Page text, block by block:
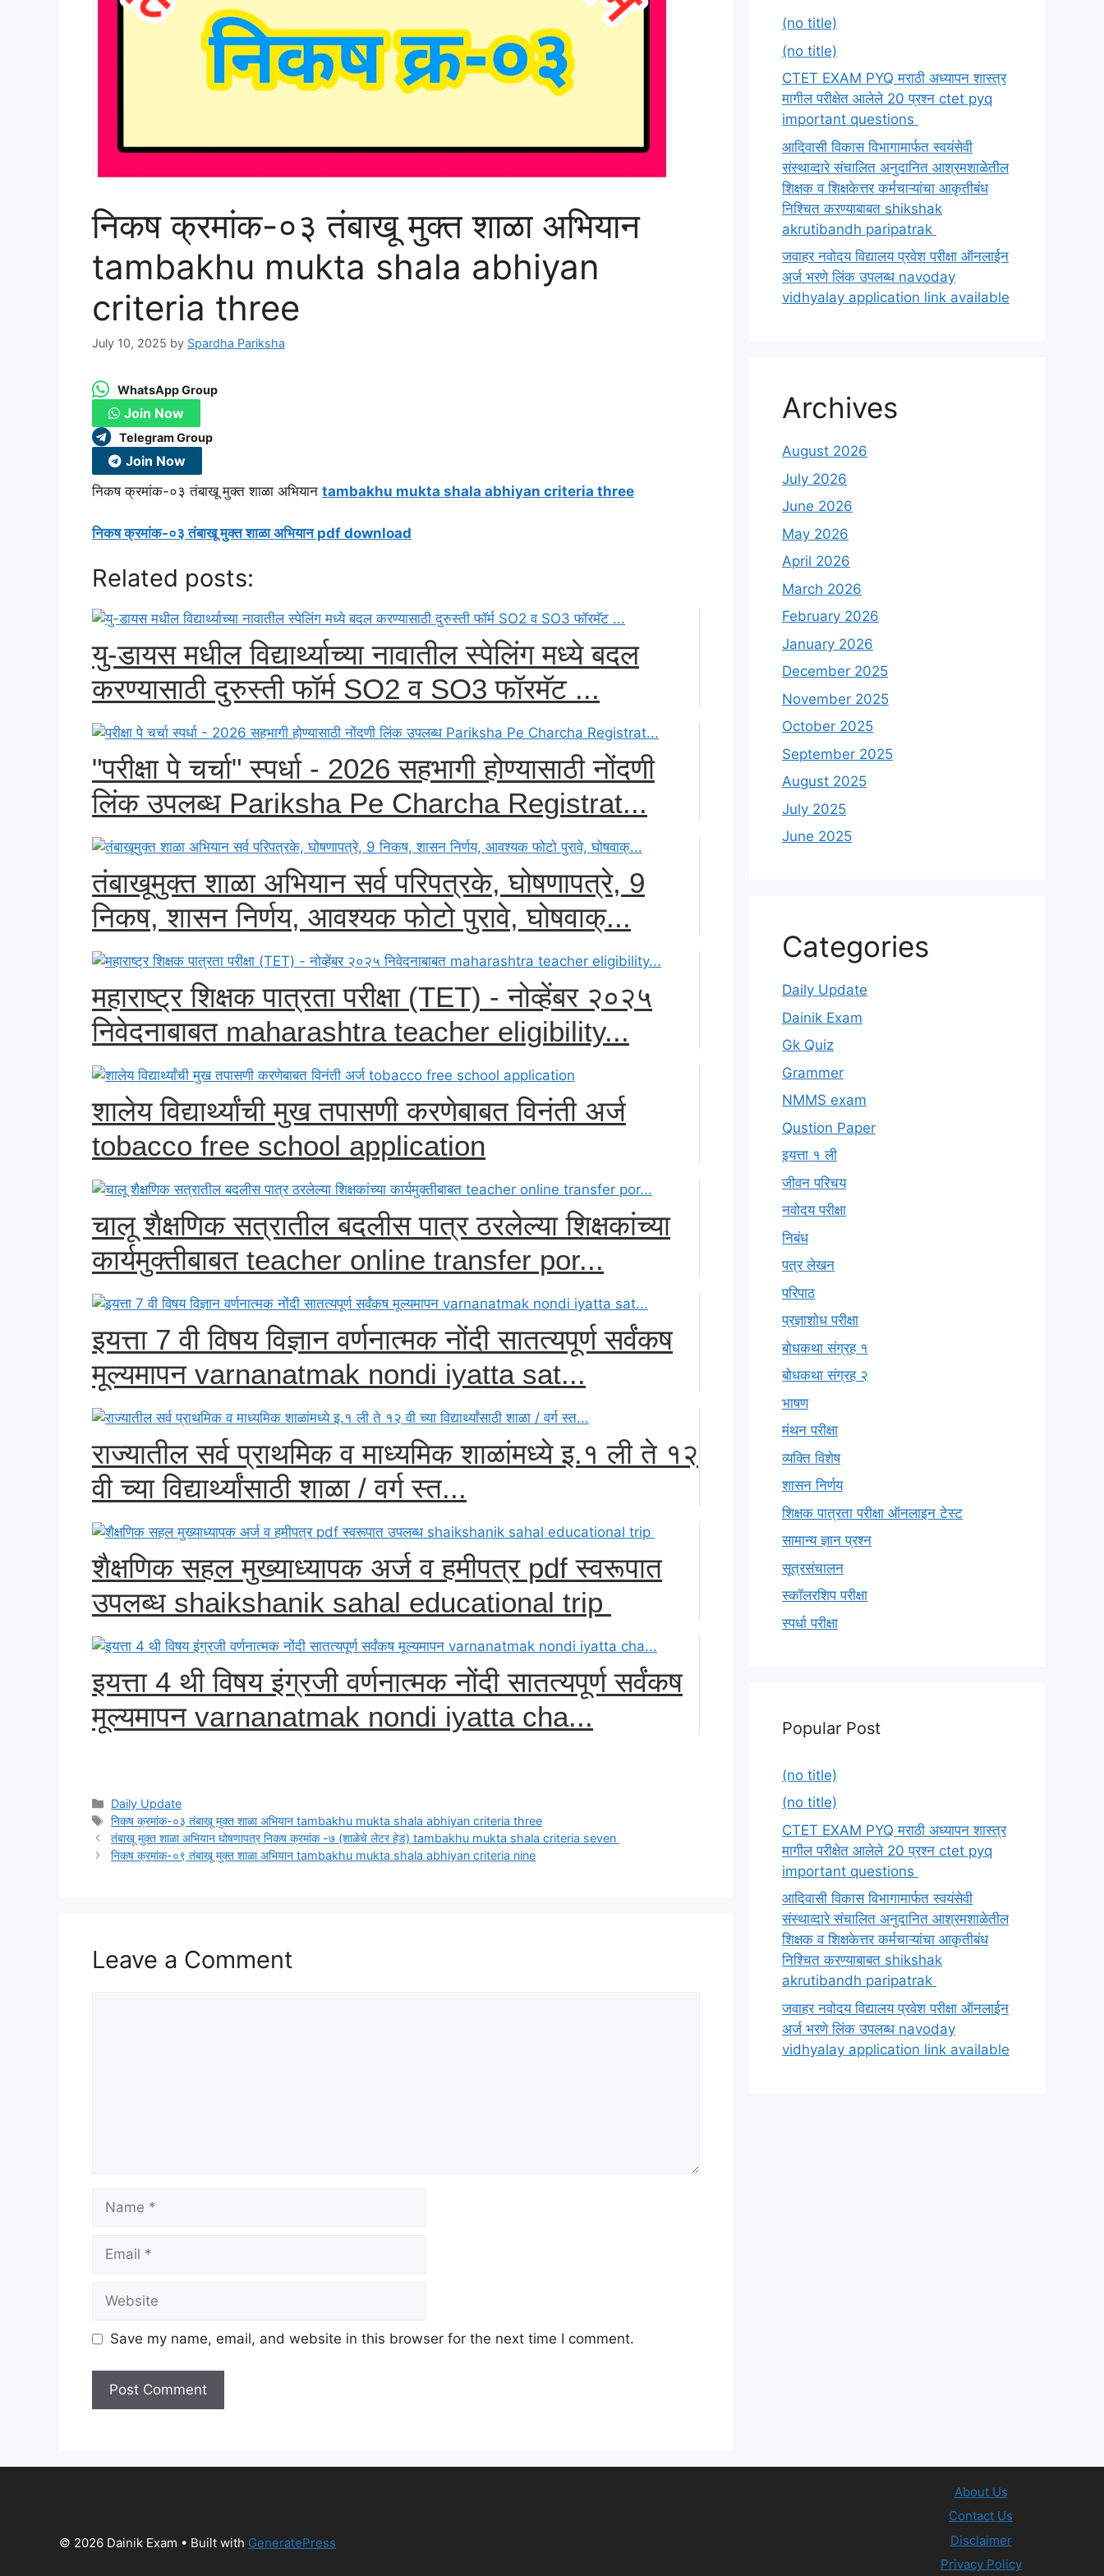
निकष क्रमांक-०३ तंबाखू मुक्त शाळा अभियान
tambakhu mukta shala abhiyan
criteria three
July 10, 2025 by Spardha Pariksha
WhatsApp Group
Join Now
Telegram Group
Join Now
निकष क्रमांक-०३ तंबाखू मुक्त शाळा अभियान tambakhu mukta shala abhiyan criteria three
निकष क्रमांक-०३ तंबाखू मुक्त शाळा अभियान pdf download
Related posts:
यु-डायस मधील विद्यार्थ्याच्या नावातील स्पेलिंग मध्ये बदल
करण्यासाठी दुरुस्ती फॉर्म SO2 व SO3 फॉरमॅट ...
"परीक्षा पे चर्चा" स्पर्धा - 2026 सहभागी होण्यासाठी नोंदणी
लिंक उपलब्ध Pariksha Pe Charcha Registrat...
तंबाखूमुक्त शाळा अभियान सर्व परिपत्रके, घोषणापत्रे, 9
निकष, शासन निर्णय, आवश्यक फोटो पुरावे, घोषवाक्...
महाराष्ट्र शिक्षक पात्रता परीक्षा (TET) - नोव्हेंबर २०२५
निवेदनाबाबत maharashtra teacher eligibility...
शालेय विद्यार्थ्यांची मुख तपासणी करणेबाबत विनंती अर्ज
tobacco free school application
चालू शैक्षणिक सत्रातील बदलीस पात्र ठरलेल्या शिक्षकांच्या
कार्यमुक्तीबाबत teacher online transfer por...
इयत्ता 7 वी विषय विज्ञान वर्णनात्मक नोंदी सातत्यपूर्ण सर्वंकष
मूल्यमापन varnanatmak nondi iyatta sat...
राज्यातील सर्व प्राथमिक व माध्यमिक शाळांमध्ये इ.१ ली ते १२
वी च्या विद्यार्थ्यांसाठी शाळा / वर्ग स्त...
शैक्षणिक सहल मुख्याध्यापक अर्ज व हमीपत्र pdf स्वरूपात
उपलब्ध shaikshanik sahal educational trip
इयत्ता 4 थी विषय इंग्रजी वर्णनात्मक नोंदी सातत्यपूर्ण सर्वंकष
मूल्यमापन varnanatmak nondi iyatta cha...
Categories
Daily Update
Tags
निकष क्रमांक-०३ तंबाखू मुक्त शाळा अभियान tambakhu mukta shala abhiyan criteria three
तंबाखू मुक्त शाळा अभियान घोषणापत्र निकष क्रमांक -७ (शाळेचे लेटर हेड) tambakhu mukta shala criteria seven
निकष क्रमांक-०९ तंबाखू मुक्त शाळा अभियान tambakhu mukta shala abhiyan criteria nine
Leave a Comment
Name
Email
Website
Save my name, email, and website in this browser for the next time I comment.
(no title)
(no title)
CTET EXAM PYQ मराठी अध्यापन शास्त्र
मागील परीक्षेत आलेले 20 प्रश्न ctet pyq
important questions
आदिवासी विकास विभागामार्फत स्वयंसेवी
संस्थाव्दारे संचालित अनुदानित आश्रमशाळेतील
शिक्षक व शिक्षकेत्तर कर्मचाऱ्यांचा आकृतीबंध
निश्चित करण्याबाबत shikshak
akrutibandh paripatrak
जवाहर नवोदय विद्यालय प्रवेश परीक्षा ऑनलाईन
अर्ज भरणे लिंक उपलब्ध navoday
vidhyalay application link available
Archives
August 2026
July 2026
June 2026
May 2026
April 2026
March 2026
February 2026
January 2026
December 2025
November 2025
October 2025
September 2025
August 2025
July 2025
June 2025
Categories
Daily Update
Dainik Exam
Gk Quiz
Grammer
NMMS exam
Qustion Paper
इयत्ता १ ली
जीवन परिचय
नवोदय परीक्षा
निबंध
पत्र लेखन
परिपाठ
प्रज्ञाशोध परीक्षा
बोधकथा संग्रह १
बोधकथा संग्रह २
भाषण
मंथन परीक्षा
व्यक्ति विशेष
शासन निर्णय
शिक्षक पात्रता परीक्षा ऑनलाइन टेस्ट
सामान्य ज्ञान प्रश्न
सूत्रसंचालन
स्कॉलरशिप परीक्षा
स्पर्धा परीक्षा
Popular Post
(no title)
(no title)
CTET EXAM PYQ मराठी अध्यापन शास्त्र
मागील परीक्षेत आलेले 20 प्रश्न ctet pyq
important questions
आदिवासी विकास विभागामार्फत स्वयंसेवी
संस्थाव्दारे संचालित अनुदानित आश्रमशाळेतील
शिक्षक व शिक्षकेत्तर कर्मचाऱ्यांचा आकृतीबंध
निश्चित करण्याबाबत shikshak
akrutibandh paripatrak
जवाहर नवोदय विद्यालय प्रवेश परीक्षा ऑनलाईन
अर्ज भरणे लिंक उपलब्ध navoday
vidhyalay application link available
About Us
Contact Us
Disclaimer
Privacy Policy
© 2026 Dainik Exam • Built with GeneratePress